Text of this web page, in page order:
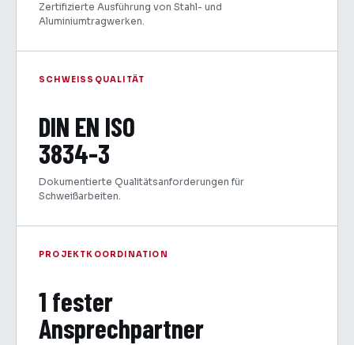
Zertifizierte Ausführung von Stahl- und
Aluminiumtragwerken.
SCHWEISSQUALITÄT
DIN EN ISO
3834-3
Dokumentierte Qualitätsanforderungen für
Schweißarbeiten.
PROJEKTKOORDINATION
1 fester
Ansprechpartner